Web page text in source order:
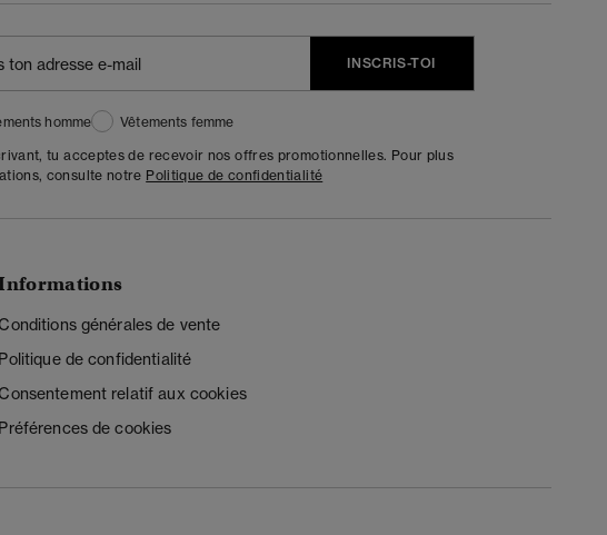
INSCRIS-TOI
homme
Vêtements femme
tu acceptes de recevoir nos offres promotionnelles. Pour plus
consulte notre Politique de confidentialité
générales de vente
Politique de confidentialité
relatif aux cookies
Préférences de cookies